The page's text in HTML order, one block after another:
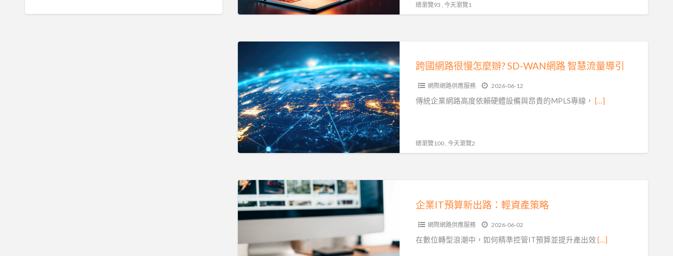
端
優
總瀏覽93 , 今天瀏覽1
網
路
很
慢
怎
麼
辦?
WAN
網
路
智
跨國網路很慢怎麼辦? SD-WAN網路 智慧流量導引
網際網路供應服務 2026-06-12
傳統企業網路高度依賴硬體設備與昂貴的MPLS專線， […]
總瀏覽100 , 今天瀏覽2
企
業
IT
企業IT預算新出路：輕資產策略
網際網路供應服務 2026-06-02
在數位轉型浪潮中，如何精準控管IT預算並提升產出效 […]